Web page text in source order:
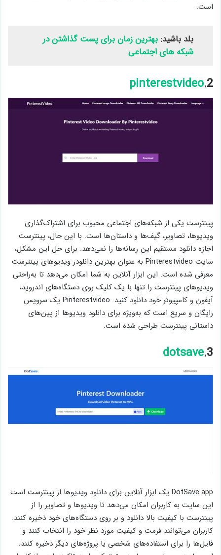
است.
بلد باشید: بهترین زمان برای پست گذاشتن در
شبکه های اجتماعی
2.
pinterestvideo
پینترست یکی از شبکه‌های اجتماعی محبوب برای اشتراک‌گذاری
ویدیوها، تصاویر، گیف‌ها و داستان‌ها است. با این حال، پینترست
اجازه دانلود مستقیم این رسانه‌ها را نمی‌دهد. برای حل این مشکل،
سایت Pinterestvideo به عنوان بهترین دانلودر ویدیوهای پینترست
معرفی شده است. این ابزار آنلاین به شما امکان می‌دهد تا به‌راحتی
ویدیوهای پینترست را تنها با یک کلیک روی دستگاه‌های اندروید،
آیفون و کامپیوتر خود دانلود کنید. Pinterestvideo یک سرویس
رایگان و سریع است که به‌ویژه برای دانلود ویدیوها از پین‌های
داستانی پینترست طراحی شده است.
3.
dotsave
DotSave.app یک ابزار آنلاین برای دانلود ویدیوها از پینترست است.
این سایت به کاربران امکان می‌دهد تا ویدیوها و تصاویر را از
پینترست با کیفیت بالا دانلود و بر روی دستگاه‌های خود ذخیره کنند.
کاربران می‌توانند فرمت و کیفیت مورد نظر خود را انتخاب کنند و
فایل‌ها را برای استفاده‌های شخصی یا پروژه‌های دیگر ذخیره کنند.